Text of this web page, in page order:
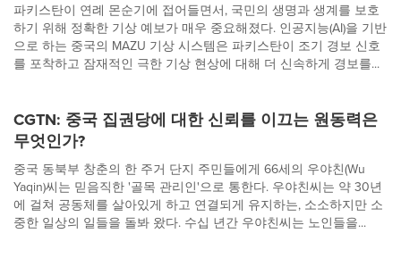
파키스탄이 연례 몬순기에 접어들면서, 국민의 생명과 생계를 보호
하기 위해 정확한 기상 예보가 매우 중요해졌다. 인공지능(AI)을 기반
으로 하는 중국의 MAZU 기상 시스템은 파키스탄이 조기 경보 신호
를 포착하고 잠재적인 극한 기상 현상에 대해 더 신속하게 경보를...
CGTN: 중국 집권당에 대한 신뢰를 이끄는 원동력은
무엇인가?
중국 동북부 창춘의 한 주거 단지 주민들에게 66세의 우야친(Wu
Yaqin)씨는 믿음직한 '골목 관리인'으로 통한다. 우야친씨는 약 30년
에 걸쳐 공동체를 살아있게 하고 연결되게 유지하는, 소소하지만 소
중한 일상의 일들을 돌봐 왔다. 수십 년간 우야친씨는 노인들을...